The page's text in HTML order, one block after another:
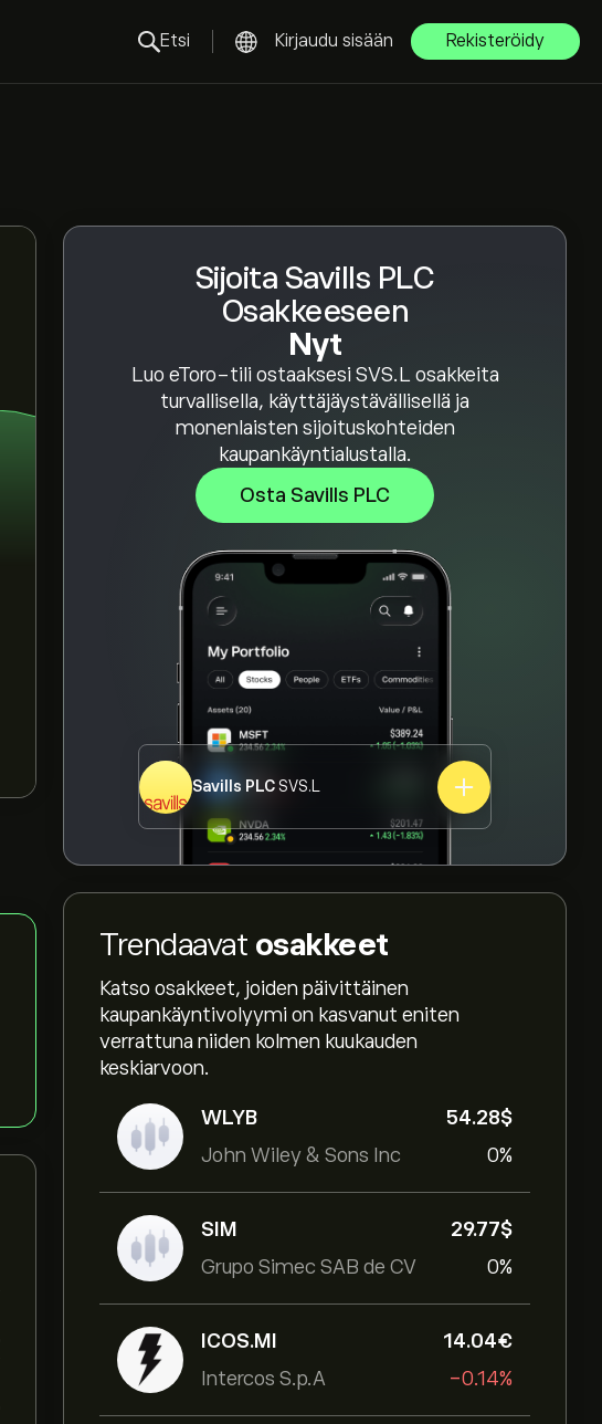
Etsi Kirjaudu sisään Rekisteröidy
Sijoita Savills PLC
Osakkeeseen
Nyt
Luo eToro-tili ostaaksesi SVS.L osakkeita
turvallisella, käyttäjäystävällisellä ja
monenlaisten sijoituskohteiden
kaupankäyntialustalla.
Osta Savills PLC
Savills PLCSVS.L
Trendaavat osakkeet
Katso osakkeet, joiden päivittäinen
kaupankäyntivolyymi on kasvanut eniten
verrattuna niiden kolmen kuukauden
keskiarvoon.
WLYB
John Wiley & Sons Inc
54.28‎$‎
0%
SIM
Grupo Simec SAB de CV
29.77‎$‎
0%
ICOS.MI
Intercos S.p.A
14.04‎€‎
-0.14%